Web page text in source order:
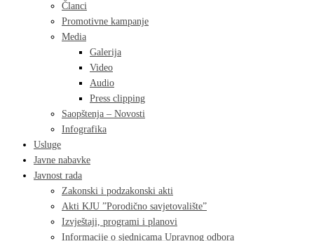
Članci
Promotivne kampanje
Media
Galerija
Video
Audio
Press clipping
Saopštenja – Novosti
Infografika
Usluge
Javne nabavke
Javnost rada
Zakonski i podzakonski akti
Akti KJU ”Porodično savjetovalište”
Izvještaji, programi i planovi
Informacije o sjednicama Upravnog odbora